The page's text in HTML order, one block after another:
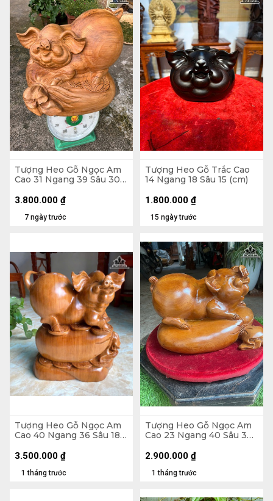
Tượng Heo Gỗ Ngọc Am
Cao 31 Ngang 39 Sâu 30
7 ngày trước
3.800.000 ₫
Tượng Heo Gỗ Trắc Cao
14 Ngang 18 Sâu 15 (cm)
15 ngày trước
1.800.000 ₫
Tượng Heo Gỗ Ngọc Am
Cao 40 Ngang 36 Sâu 18
1 tháng trước
3.500.000 ₫
Tượng Heo Gỗ Ngọc Am
Cao 23 Ngang 40 Sâu 30
1 tháng trước
2.900.000 ₫